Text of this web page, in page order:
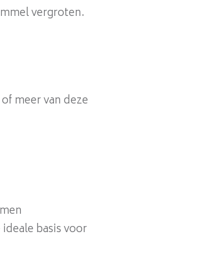
vergroten.
meer van deze
basis voor